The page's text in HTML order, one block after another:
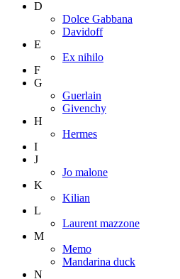
D
Dolce Gabbana
Davidoff
E
Ex nihilo
F
G
Guerlain
Givenchy
H
Hermes
I
J
Jo malone
K
Kilian
L
Laurent mazzone
M
Memo
Mandarina duck
N